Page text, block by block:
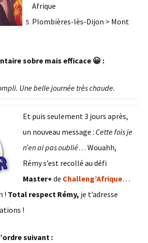
Afrique
Plombières-lès-Dijon > Mont
sobre mais efficace 😀 :
Une belle journée très chaude.
Et puis seulement 3 jours après,
un nouveau message : Cette fois je
n’en ai pas oublié… Wouahh,
Rémy s’est recollé au défi
Master+ de Challeng’Afrique…
! Total respect Rémy, je t’adresse
!
suivant :